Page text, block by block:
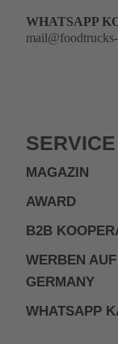
WHATSAPP
SERVICE
MAGAZIN
AWARD
B2B
WERBEN
GERMANY
WHATSAPP